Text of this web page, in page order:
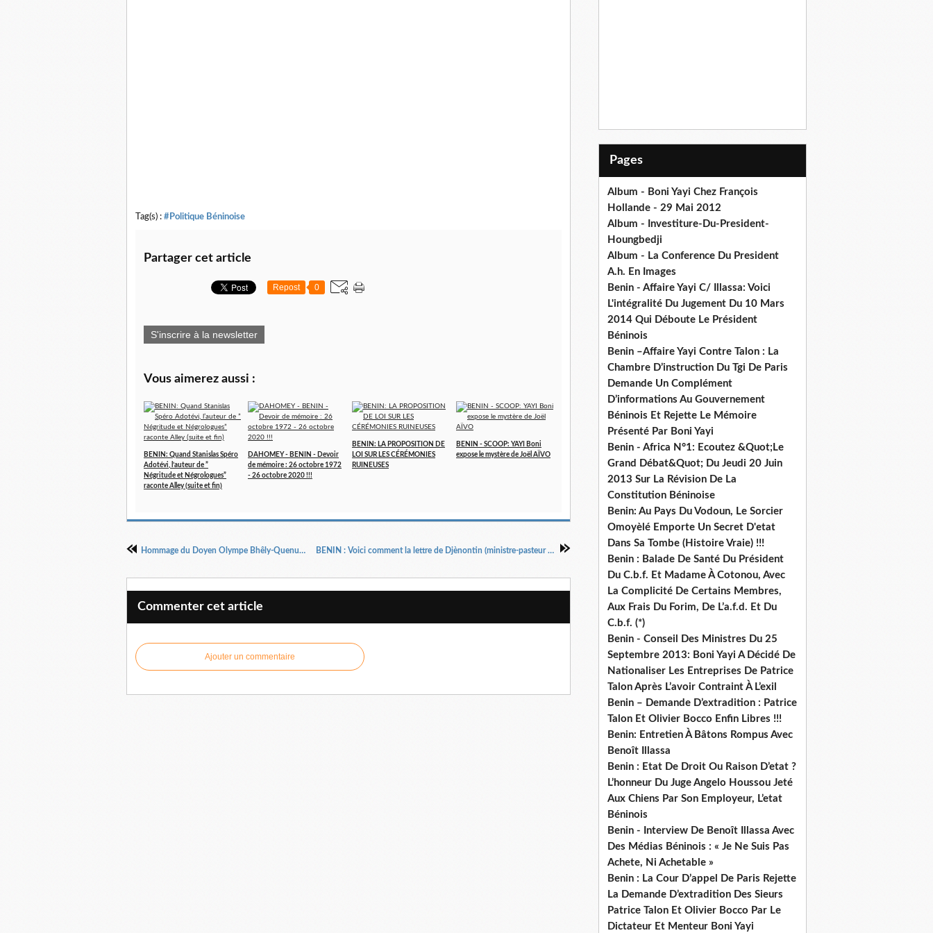
Tag(s) : #Politique Béninoise
Partager cet article
Repost 0
S'inscrire à la newsletter
Vous aimerez aussi :
BENIN: Quand Stanislas Spéro
Adotévi, l’auteur de ”
Négritude et Négrologues”
raconte Alley (suite et fin)
DAHOMEY - BENIN - Devoir
de mémoire : 26 octobre 1972
- 26 octobre 2020 !!!
BENIN: LA PROPOSITION DE
LOI SUR LES CÉRÉMONIES
RUINEUSES
BENIN - SCOOP: YAYI Boni
expose le mystère de Joël AÏVO
Hommage du Doyen Olympe Bhêly-Quenum à Nelson MANDELA: Texte intégral BENIN : Voici comment la lettre de Djènontin (ministre-pasteur et dobermann du roi Boni 1er) a crucifié le Bénin (*)
Commenter cet article
Ajouter un commentaire
Pages
Album - Boni Yayi Chez François
Hollande - 29 Mai 2012
Album - Investiture-Du-President-
Houngbedji
Album - La Conference Du President
A.h. En Images
Benin - Affaire Yayi C/ Illassa: Voici
L'intégralité Du Jugement Du 10 Mars
2014 Qui Déboute Le Président
Béninois
Benin –Affaire Yayi Contre Talon : La
Chambre D’instruction Du Tgi De Paris
Demande Un Complément
D’informations Au Gouvernement
Béninois Et Rejette Le Mémoire
Présenté Par Boni Yayi
Benin - Africa N°1: Ecoutez &Quot;Le
Grand Débat&Quot; Du Jeudi 20 Juin
2013 Sur La Révision De La
Constitution Béninoise
Benin: Au Pays Du Vodoun, Le Sorcier
Omoyèlé Emporte Un Secret D'etat
Dans Sa Tombe (Histoire Vraie) !!!
Benin : Balade De Santé Du Président
Du C.b.f. Et Madame À Cotonou, Avec
La Complicité De Certains Membres,
Aux Frais Du Forim, De L’a.f.d. Et Du
C.b.f. (*)
Benin - Conseil Des Ministres Du 25
Septembre 2013: Boni Yayi A Décidé De
Nationaliser Les Entreprises De Patrice
Talon Après L’avoir Contraint À L’exil
Benin – Demande D’extradition : Patrice
Talon Et Olivier Bocco Enfin Libres !!!
Benin: Entretien À Bâtons Rompus Avec
Benoît Illassa
Benin : Etat De Droit Ou Raison D’etat ?
L’honneur Du Juge Angelo Houssou Jeté
Aux Chiens Par Son Employeur, L’etat
Béninois
Benin - Interview De Benoît Illassa Avec
Des Médias Béninois : « Je Ne Suis Pas
Achete, Ni Achetable »
Benin : La Cour D’appel De Paris Rejette
La Demande D’extradition Des Sieurs
Patrice Talon Et Olivier Bocco Par Le
Dictateur Et Menteur Boni Yayi